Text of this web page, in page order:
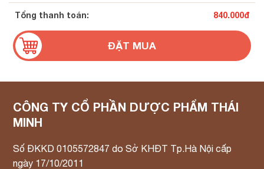
Tổng thanh toán: 840.000đ
CÔNG TY CỔ PHẦN DƯỢC PHẨM THÁI
MINH
Số ĐKKD 0105572847 do Sở KHĐT Tp.Hà Nội cấp
ngày 17/10/2011